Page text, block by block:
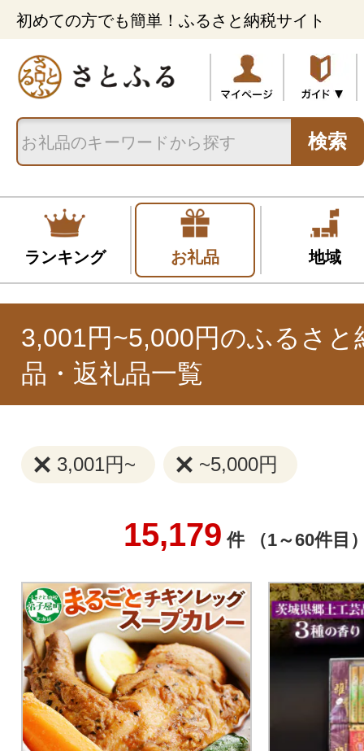
初めての方でも簡単！ふるさと納税サイト
検索
ランキング お礼品 地域
3,001円~5,000円のふるさと
品・返礼品一覧
3,001円~ ~5,000円
15,179 件 （1～60件目